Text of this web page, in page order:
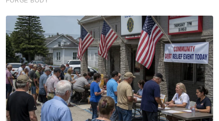
“Yang Arif, tidak ada penjelasan diberikan
mengapa derma yang dikatakan itu
dikembalikan kepada Tanore,” katanya sambil
menambah selain untuk kegunaan sendiri,
Najib telah memindah dan menyalurkan
sebahagian dana itu kepada empat kategori